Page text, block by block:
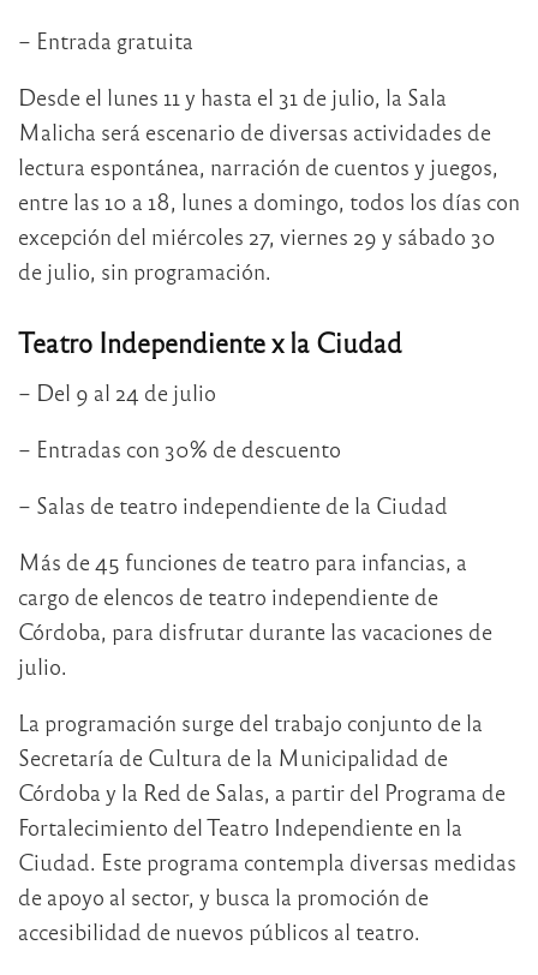
– Entrada gratuita
Desde el lunes 11 y hasta el 31 de julio, la Sala
Malicha será escenario de diversas actividades de
lectura espontánea, narración de cuentos y juegos,
entre las 10 a 18, lunes a domingo, todos los días con
excepción del miércoles 27, viernes 29 y sábado 30
de julio, sin programación.
Teatro Independiente x la Ciudad
– Del 9 al 24 de julio
– Entradas con 30% de descuento
– Salas de teatro independiente de la Ciudad
Más de 45 funciones de teatro para infancias, a
cargo de elencos de teatro independiente de
Córdoba, para disfrutar durante las vacaciones de
julio.
La programación surge del trabajo conjunto de la
Secretaría de Cultura de la Municipalidad de
Córdoba y la Red de Salas, a partir del Programa de
Fortalecimiento del Teatro Independiente en la
Ciudad. Este programa contempla diversas medidas
de apoyo al sector, y busca la promoción de
accesibilidad de nuevos públicos al teatro.